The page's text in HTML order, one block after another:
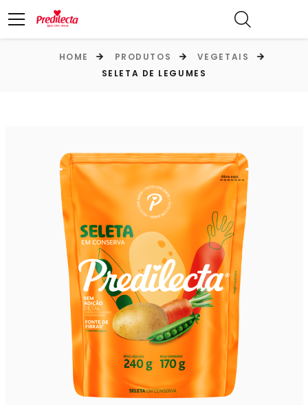
HOME PRODUTOS
VEGETAIS
SELETA DE LEGUMES